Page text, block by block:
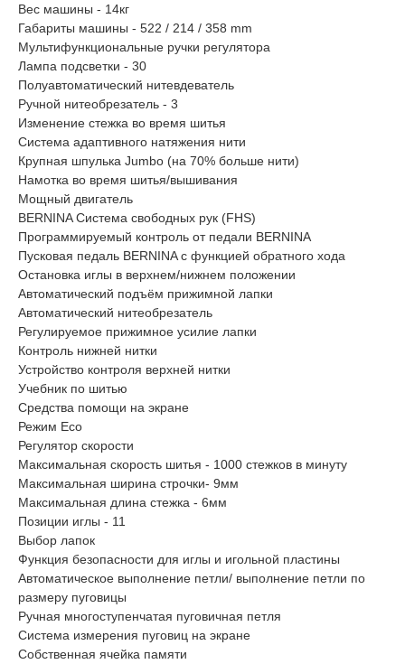
Bес машины - 14кг
Габариты машины - 522 / 214 / 358 mm
Мультифункциональные ручки регулятора
Лампа подсветки - 30
Полуавтоматический нитевдеватель
Ручной нитеобрезатель - 3
Изменение стежка во время шитья
Система адаптивного натяжения нити
Крупная шпулька Jumbo (на 70% больше нити)
Намотка во время шитья/вышивания
Мощный двигатель
BERNINA Система свободных рук (FHS)
Программируемый контроль от педали BERNINA
Пусковая педаль BERNINA с функцией обратного хода
Остановка иглы в верхнем/нижнем положении
Автоматический подъём прижимной лапки
Автоматический нитеобрезатель
Регулируемое прижимное усилие лапки
Контроль нижней нитки
Устройство контроля верхней нитки
Учебник по шитью
Средства помощи на экране
Режим Eco
Регулятор скорости
Максимальная скорость шитья - 1000 стежков в минуту
Максимальная ширина строчки- 9мм
Максимальная длина стежка - 6мм
Позиции иглы - 11
Выбор лапок
Функция безопасности для иглы и игольной пластины
Автоматическое выполнение петли/ выполнение петли по
размеру пуговицы
Ручная многоступенчатая пуговичная петля
Система измерения пуговиц на экране
Собственная ячейка памяти